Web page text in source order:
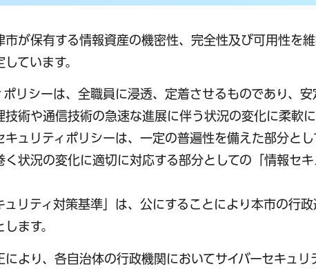
市が保有する情報資産の機密性、完全性及び可用性を
ています。
ポリシーは、全職員に浸透、定着させるものであり、
技術や通信技術の急速な進展に伴う状況の変化に柔軟
キュリティポリシーは、一定の普遍性を備えた部分と
く状況の変化に適切に対応する部分としての「情報セ
ュリティ対策基準」は、公にすることにより本市の行
ます。
より、各自治体の行政機関においてサイバーセキュ